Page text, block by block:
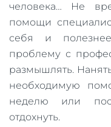
человека… Не
помощи
себя и
проблему с
размышлять.
необходимую
неделю или
отдохнуть.